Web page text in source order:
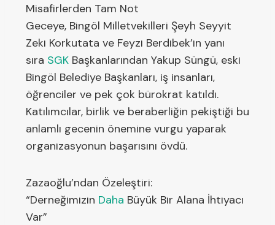
Misafirlerden Tam Not
Geceye, Bingöl Milletvekilleri Şeyh Seyyit
Zeki Korkutata ve Feyzi Berdibek’in yanı
sıra SGK Başkanlarından Yakup Süngü, eski
Bingöl Belediye Başkanları, iş insanları,
öğrenciler ve pek çok bürokrat katıldı.
Katılımcılar, birlik ve beraberliğin pekiştiği bu
anlamlı gecenin önemine vurgu yaparak
organizasyonun başarısını övdü.
Zazaoğlu’ndan Özeleştiri:
“Derneğimizin Daha Büyük Bir Alana İhtiyacı
Var”